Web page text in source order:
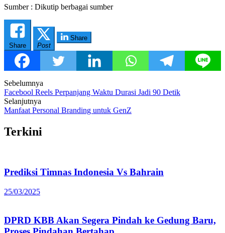
Sumber : Dikutip berbagai sumber
Share Post
Share
Post
navigation
Sebelumnya
Facebool Reels Perpanjang Waktu Durasi Jadi 90 Detik
Selanjutnya
Manfaat Personal Branding untuk GenZ
Terkini
Prediksi Timnas Indonesia Vs Bahrain
25/03/2025
DPRD KBB Akan Segera Pindah ke Gedung Baru,